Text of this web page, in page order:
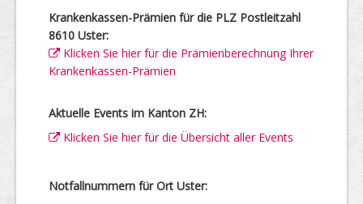
Krankenkassen-Prämien für die PLZ Postleitzahl
8610 Uster:
Klicken Sie hier für die Prämienberechnung Ihrer
Krankenkassen-Prämien
Aktuelle Events im Kanton ZH:
Klicken Sie hier für die Übersicht aller Events
Notfallnummern für Ort Uster: